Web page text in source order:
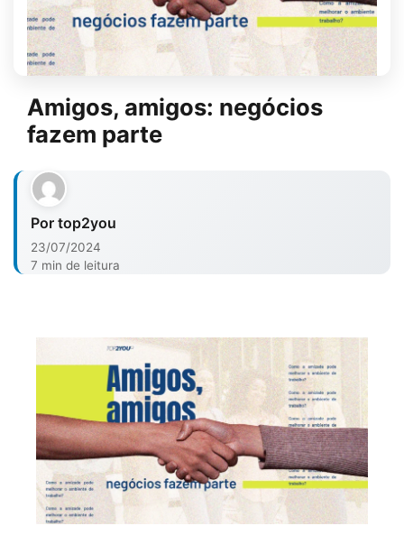
Amigos, amigos: negócios
fazem parte
Por top2you
23/07/2024
7 min de leitura